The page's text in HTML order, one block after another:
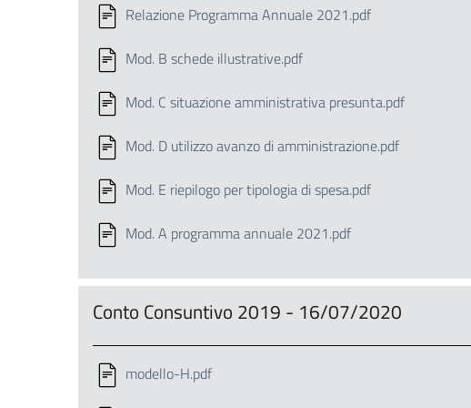
Relazione Programma Annuale 2021.pdf
Mod. B schede illustrative.pdf
Mod. C situazione amministrativa presunta.pdf
Mod. D utilizzo avanzo di amministrazione.pdf
Mod. E riepilogo per tipologia di spesa.pdf
Mod. A programma annuale 2021.pdf
Conto Consuntivo 2019 - 16/07/2020
modello-H.pdf